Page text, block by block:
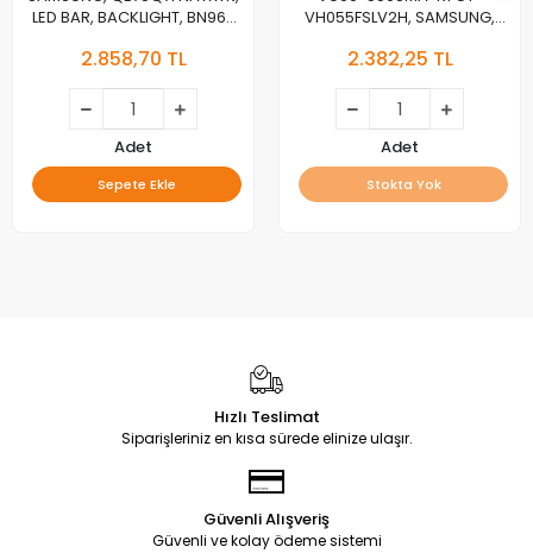
LED BAR, BACKLIGHT, BN96-
V8Q7-750SM0-R1
2.858,70 TL
Adet
Sepete Ekle
VH055FSLV2H, SAMSUNG,
UE55HU8500LXTK, LED BAR,
2.382,25 TL
Adet
Stokta Yok
Hızlı Teslimat
Siparişleriniz en kısa sürede elinize ulaşır.
Güvenli Alışveriş
Güvenli ve kolay ödeme sistemi